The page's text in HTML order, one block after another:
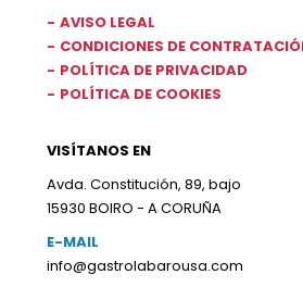
AVISO LEGAL
CONDICIONES DE
POLÍTICA DE PRIVACIDAD
POLÍTICA DE COOKIES
VISÍTANOS EN
Avda. Constitución, 89, bajo
15930 BOIRO - A CORUÑA
E-MAIL
info@gastrolabarousa.com